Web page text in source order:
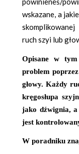
wskazane, a
ruch szyi lub
Opisane w
problem
głowy. Każdy
kręgosłupa
jako dźwignia, a
jest
W poradniku